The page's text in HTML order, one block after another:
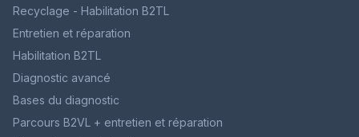
Recyclage - Habilitation B2TL
Entretien et réparation
Habilitation B2TL
Diagnostic avancé
Bases du diagnostic
Parcours B2VL + entretien et réparation